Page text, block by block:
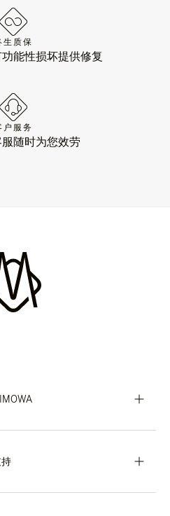
生质保
能性损坏提供修复
户服务
随时为您效劳